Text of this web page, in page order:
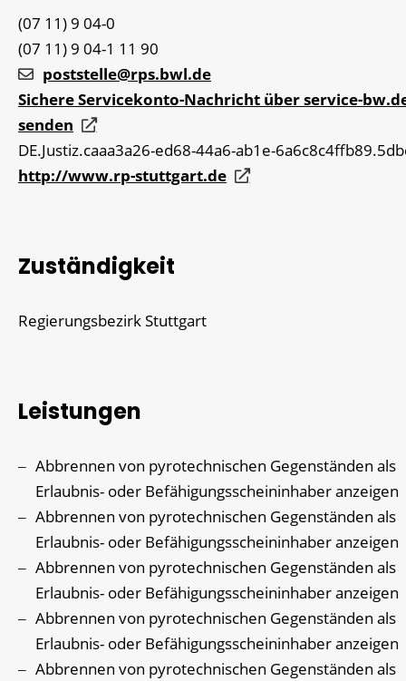
(07 11) 9 04-0
(07 11) 9 04-1 11 90
poststelle@rps.bwl.de
Sichere Servicekonto-Nachricht über service-
senden
DE.Justiz.caaa3a26-ed68-44a6-ab1e-
http://www.rp-stuttgart.de
Zuständigkeit
Regierungsbezirk Stuttgart
Leistungen
Abbrennen von pyrotechnischen Gegenständen als
Erlaubnis- oder Befähigungsscheininhaber anzeigen
Abbrennen von pyrotechnischen Gegenständen als
Erlaubnis- oder Befähigungsscheininhaber anzeigen
Abbrennen von pyrotechnischen Gegenständen als
Erlaubnis- oder Befähigungsscheininhaber anzeigen
Abbrennen von pyrotechnischen Gegenständen als
Erlaubnis- oder Befähigungsscheininhaber anzeigen
Abbrennen von pyrotechnischen Gegenständen als